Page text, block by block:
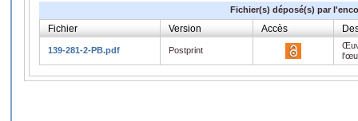
Fichier(s) déposé(s) par
Fichier Version Accès
139-281-2-PB.pdf Postprint